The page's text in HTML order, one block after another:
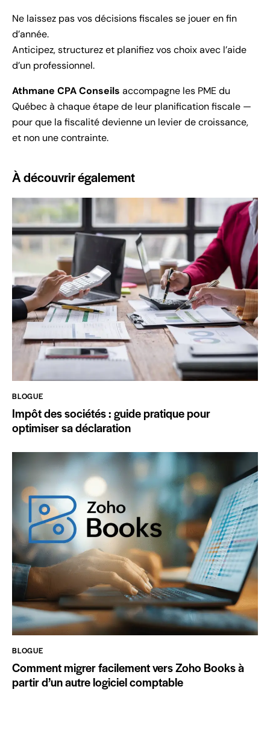
Ne laissez pas vos décisions fiscales se jouer en fin
d’année.
Anticipez, structurez et planifiez vos choix avec l’aide
d’un professionnel.
Athmane CPA Conseils accompagne les PME du
Québec à chaque étape de leur planification fiscale —
pour que la fiscalité devienne un levier de croissance,
et non une contrainte.
À découvrir également
BLOGUE
Impôt des sociétés : guide pratique pour
optimiser sa déclaration
BLOGUE
Comment migrer facilement vers Zoho Books à
partir d’un autre logiciel comptable